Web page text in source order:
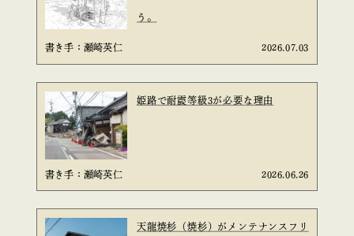
う。
書き手：瀬崎英仁 2026.07.03
姫路で耐震等級3が必要な理由
書き手：瀬崎英仁 2026.06.26
天龍焼杉（焼杉）がメンテナンスフリ